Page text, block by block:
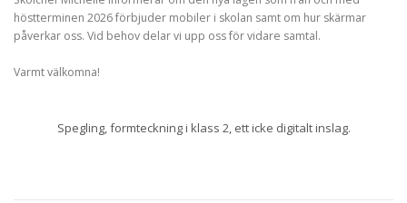
höstterminen 2026 förbjuder mobiler i skolan samt om hur skärmar
påverkar oss. Vid behov delar vi upp oss för vidare samtal.
Varmt välkomna!
Spegling, formteckning i klass 2, ett icke digitalt inslag.